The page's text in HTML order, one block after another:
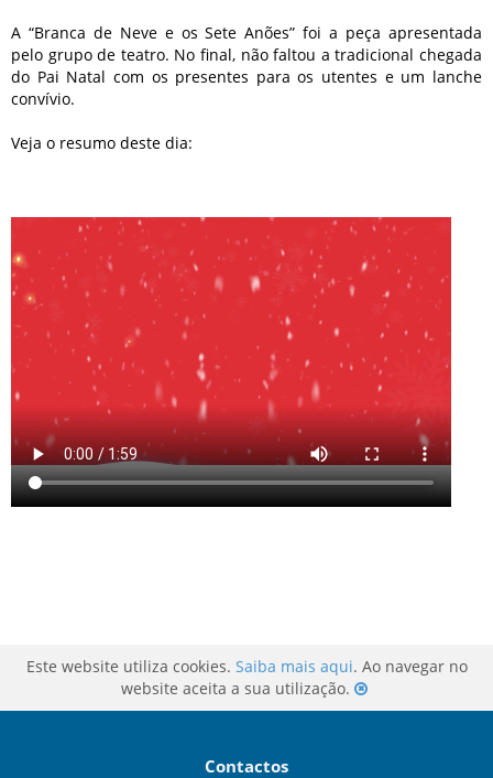
A “Branca de Neve e os Sete Anões” foi a peça apresentada
pelo grupo de teatro. No final, não faltou a tradicional chegada
do Pai Natal com os presentes para os utentes e um lanche
convívio.
Veja o resumo deste dia:
Este website utiliza cookies. Saiba mais aqui. Ao navegar no
website aceita a sua utilização.
Contactos